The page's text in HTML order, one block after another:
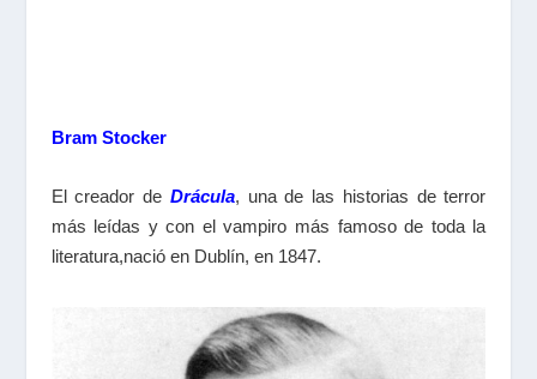
Bram Stocker
El creador de Drácula, una de las historias de terror
más leídas y con el vampiro más famoso de toda la
literatura,nació en Dublín, en 1847.